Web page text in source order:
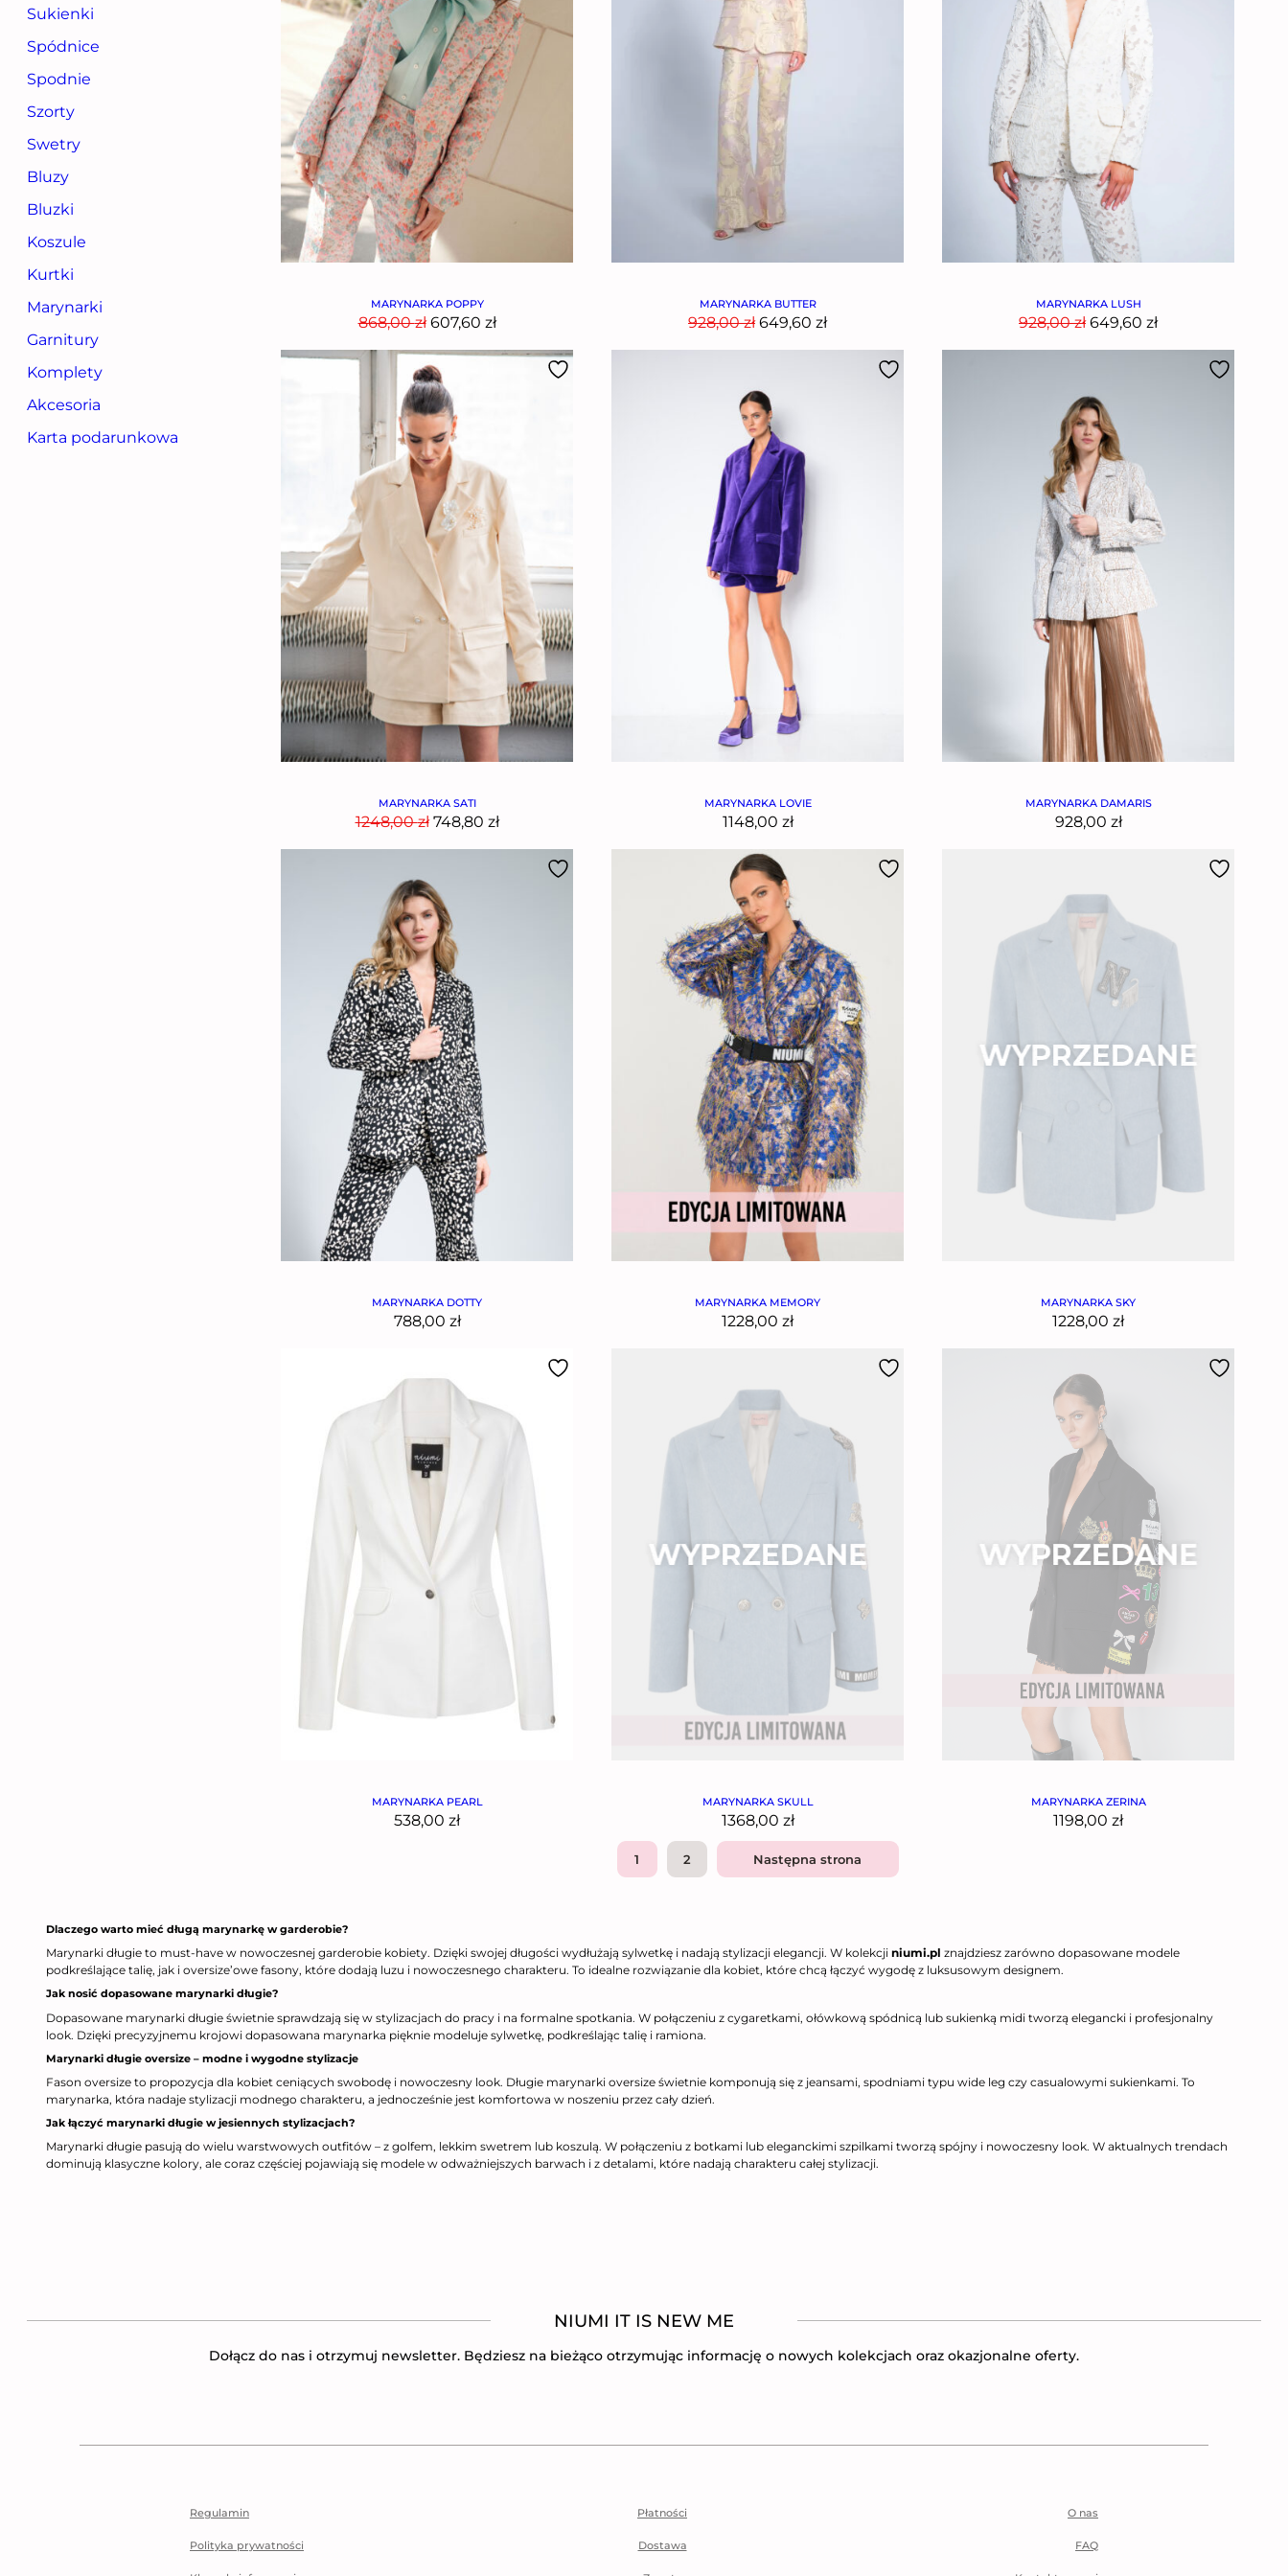
Sukienki
Spódnice
Spodnie
Szorty
Swetry
Bluzy
Bluzki
Koszule
Kurtki
Marynarki
Garnitury
Komplety
Akcesoria
Karta podarunkowa
MARYNARKA POPPY
868,00zł 607,60 zł
MARYNARKA BUTTER
928,00zł 649,60 zł
MARYNARKA LUSH
928,00zł 649,60 zł
MARYNARKA SATI
1248,00zł 748,80 zł
MARYNARKA LOVIE
1148,00 zł
MARYNARKA DAMARIS
928,00 zł
MARYNARKA DOTTY
788,00 zł
MARYNARKA MEMORY
1228,00 zł
MARYNARKA SKY
1228,00 zł
MARYNARKA PEARL
538,00 zł
MARYNARKA SKULL
1368,00 zł
MARYNARKA ZERINA
1198,00 zł
1 2 Następna strona
Dlaczego warto mieć długą marynarkę w garderobie?
Marynarki długie to must-have w nowoczesnej garderobie kobiety. Dzięki swojej długości wydłużają sylwetkę i nadają stylizacji elegancji. W kolekcji niumi.pl znajdziesz zarówno dopasowane modele
podkreślające talię, jak i oversize’owe fasony, które dodają luzu i nowoczesnego charakteru. To idealne rozwiązanie dla kobiet, które chcą łączyć wygodę z luksusowym designem.
Jak nosić dopasowane marynarki długie?
Dopasowane marynarki długie świetnie sprawdzają się w stylizacjach do pracy i na formalne spotkania. W połączeniu z cygaretkami, ołówkową spódnicą lub sukienką midi tworzą elegancki i profesjonalny
look. Dzięki precyzyjnemu krojowi dopasowana marynarka pięknie modeluje sylwetkę, podkreślając talię i ramiona.
Marynarki długie oversize – modne i wygodne stylizacje
Fason oversize to propozycja dla kobiet ceniących swobodę i nowoczesny look. Długie marynarki oversize świetnie komponują się z jeansami, spodniami typu wide leg czy casualowymi sukienkami. To
marynarka, która nadaje stylizacji modnego charakteru, a jednocześnie jest komfortowa w noszeniu przez cały dzień.
Jak łączyć marynarki długie w jesiennych stylizacjach?
Marynarki długie pasują do wielu warstwowych outfitów – z golfem, lekkim swetrem lub koszulą. W połączeniu z botkami lub eleganckimi szpilkami tworzą spójny i nowoczesny look. W aktualnych trendach
dominują klasyczne kolory, ale coraz częściej pojawiają się modele w odważniejszych barwach i z detalami, które nadają charakteru całej stylizacji.
NIUMI IT IS NEW ME
Dołącz do nas i otrzymuj newsletter. Będziesz na bieżąco otrzymując informację o nowych kolekcjach oraz okazjonalne oferty.
Regulamin
Polityka prywatności
Płatności
Dostawa
O nas
FAQ